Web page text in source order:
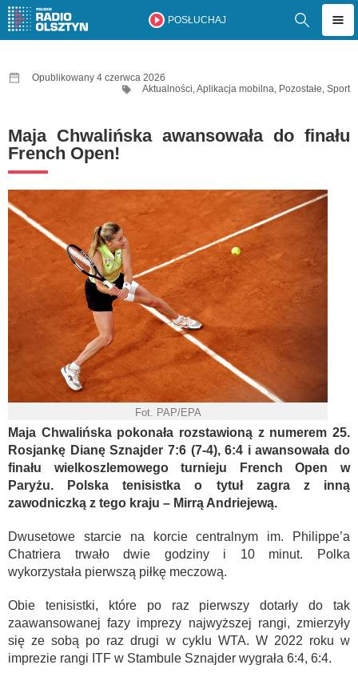
POSŁUCHAJ
Opublikowany 4 czerwca 2026
Aktualności,Aplikacja mobilna, Pozostałe, Sport
Maja Chwalińska awansowała do finału
French Open!
Fot. PAP/EPA
Maja Chwalińska pokonała rozstawioną z numerem 25.
Rosjankę Dianę Sznajder 7:6 (7-4), 6:4 i awansowała do
finału wielkoszlemowego turnieju French Open w
Paryżu. Polska tenisistka o tytuł zagra z inną
zawodniczką z tego kraju – Mirrą Andriejewą.
Dwusetowe starcie na korcie centralnym im. Philippe’a
Chatriera trwało dwie godziny i 10 minut. Polka
wykorzystała pierwszą piłkę meczową.
Obie tenisistki, które po raz pierwszy dotarły do tak
zaawansowanej fazy imprezy najwyższej rangi, zmierzyły
się ze sobą po raz drugi w cyklu WTA. W 2022 roku w
imprezie rangi ITF w Stambule Sznajder wygrała 6:4, 6:4.